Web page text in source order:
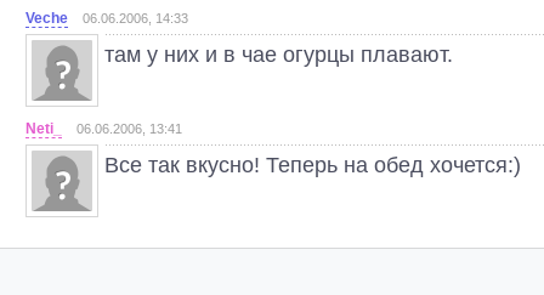
Veche 06.06.2006, 14:33
там у них и в чае огурцы плавают.
Neti_ 06.06.2006, 13:41
Все так вкусно! Теперь на обед хочется:)